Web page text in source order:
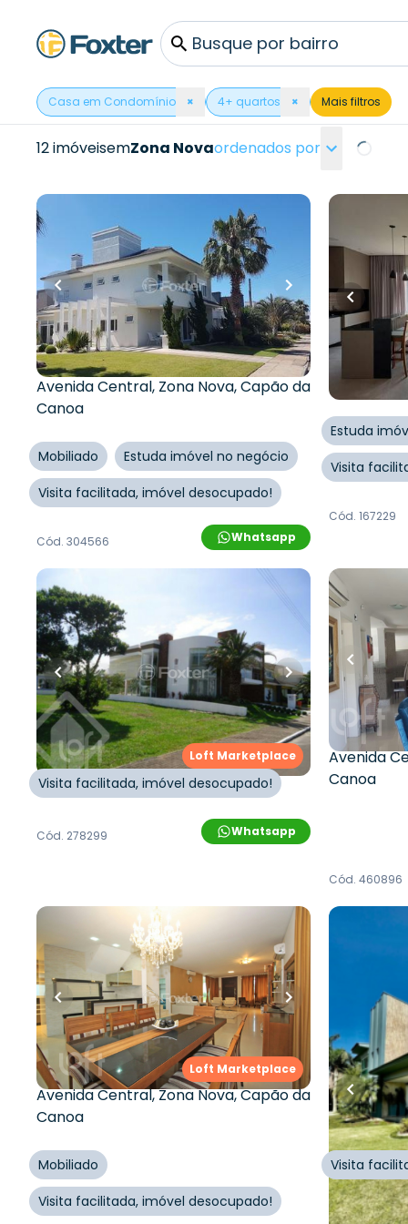
Busque por bairro
Casa em Condomínio × 4+ quartos × Mais filtros
12 imóveisemZona Novaordenados por
R$
R$ 3.370.000,00
m²•6quartos•7banheiros•
4vagas
Casa em Condomínio •
Condomínio Residencial Condado
De Capão
Avenida Central, Zona Nova,Capão da
Canoa
Mobiliado
Estuda imóvel no negócio
Visita facilitada, imóvel desocupado!
Whatsapp
Cód. 304566
m²•4
vagas
Casa em
Marina
Avenida
da Canoa
Estuda
Visita
Cód. 167229
Loft Marketplace
R$2.900.000,00
338m²•5quartos• 1banheiro
2vagas
Casa em Condomínio • Aramar
Estrada Estrada Do Mar,Zona Nova,
Capão da Canoa
Visita facilitada, imóvel desocupado!
Whatsapp
Cód. 278299
R$
354 m² •6
0 vagas
Casa em
De Capão
Avenida
Canoa
Cód. 460896
Loft Marketplace
R$ 2.200.000,00
306 m² 4quartos•1banheiro•
4 vagas
Casa em Condomínio •
Condomínio Residencial Condado
De Capão
Avenida Central,Zona Nova,Capão da
Canoa
Mobiliado
Visita facilitada, imóvel desocupado!
vagas
Casa
De Capão
Avenida
Canoa
Visita
Cód.277286